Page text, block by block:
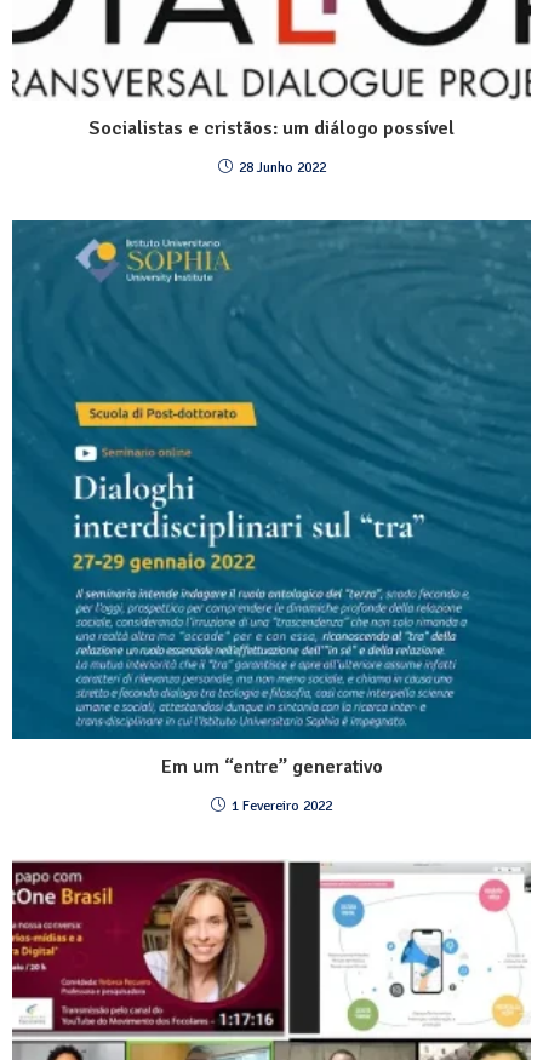
Socialistas e cristãos: um diálogo possível
28 Junho 2022
Em um “entre” generativo
1 Fevereiro 2022